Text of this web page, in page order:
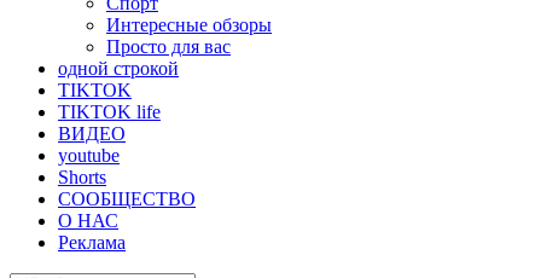
Интересные обзоры
Просто для вас
одной строкой
TIKTOK
TIKTOK life
ВИДЕО
youtube
Shorts
СООБЩЕСТВО
О НАС
Реклама